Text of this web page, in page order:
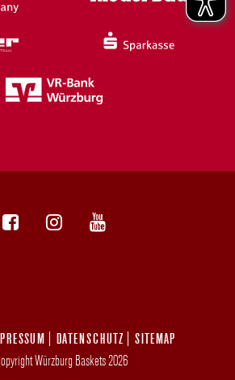
DATENSCHUTZ
SITEMAP
Würzburg Baskets 2026